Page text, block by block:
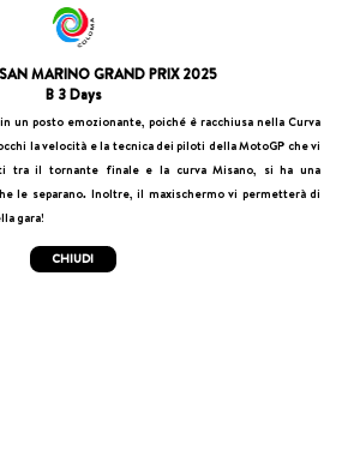
MARINO GRAND PRIX 2025
B 3 Days
un posto emozionante, poiché è racchiusa nella Curva
la velocità e la tecnica dei piloti della MotoGP che vi
tra il tornante finale e la curva Misano, si ha una
le separano. Inoltre, il maxischermo vi permetterà di
gara!
CHIUDI